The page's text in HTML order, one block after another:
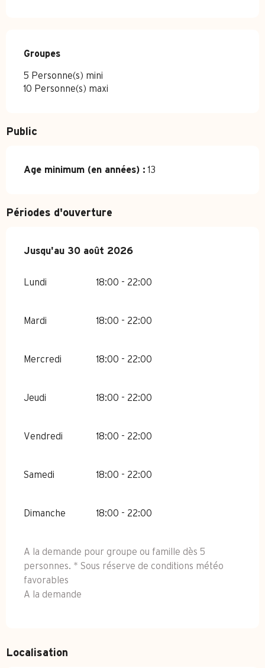
Groupes
Groupes
5 Personne(s) mini
10 Personne(s) maxi
Public
Age minimum (en années) : 13
Périodes d'ouverture
Du1 juillet 2026au30 août 2026
Jusqu'au 30 août 2026
Lundi 18:00 - 22:00
Mardi 18:00 - 22:00
Mercredi 18:00 - 22:00
Jeudi 18:00 - 22:00
Vendredi 18:00 - 22:00
Samedi 18:00 - 22:00
Dimanche 18:00 - 22:00
A la demande pour groupe ou famille dès 5
personnes. * Sous réserve de conditions météo
favorables
A la demande
Localisation